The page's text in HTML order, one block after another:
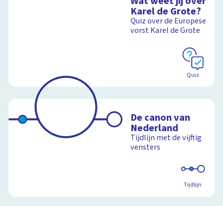
Karel de Grote?
Quiz over de Europese
vorst Karel de Grote
Quiz
De canon van
Nederland
Tijdlijn met de vijftig
vensters
Tijdlijn